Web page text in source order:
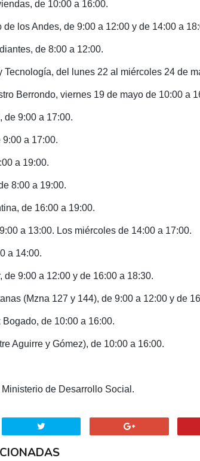
de 10:00 a 16:00.
de los Andes, de 9:00 a 12:00 y de 14:00 a
de 8:00 a 12:00.
Tecnología, del lunes 22 al miércoles 24 de
Berrondo, viernes 19 de mayo de 10:00 a
de 9:00 a 17:00.
a 17:00.
a 19:00.
8:00 a 19:00.
de 16:00 a 19:00.
a 13:00. Los miércoles de 14:00 a 17:00.
a 14:00.
de 9:00 a 12:00 y de 16:00 a 18:30.
(Mzna 127 y 144), de 9:00 a 12:00 y de
de 10:00 a 16:00.
Aguirre y Gómez), de 10:00 a 16:00.
de Desarrollo Social.